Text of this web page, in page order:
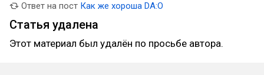
Ответ на пост Как же хороша DA:O
Статья удалена
Этот материал был удалён по просьбе автора.